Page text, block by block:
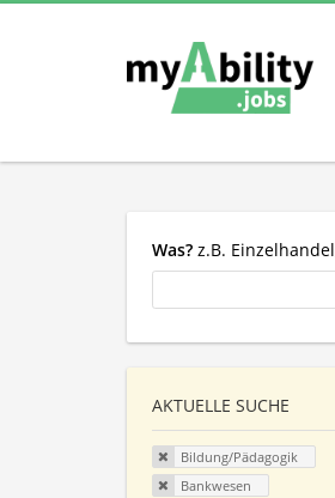
Was? z.B.
AKTUELLE SUCHE
Bildung/Pädagogik
Bankwesen